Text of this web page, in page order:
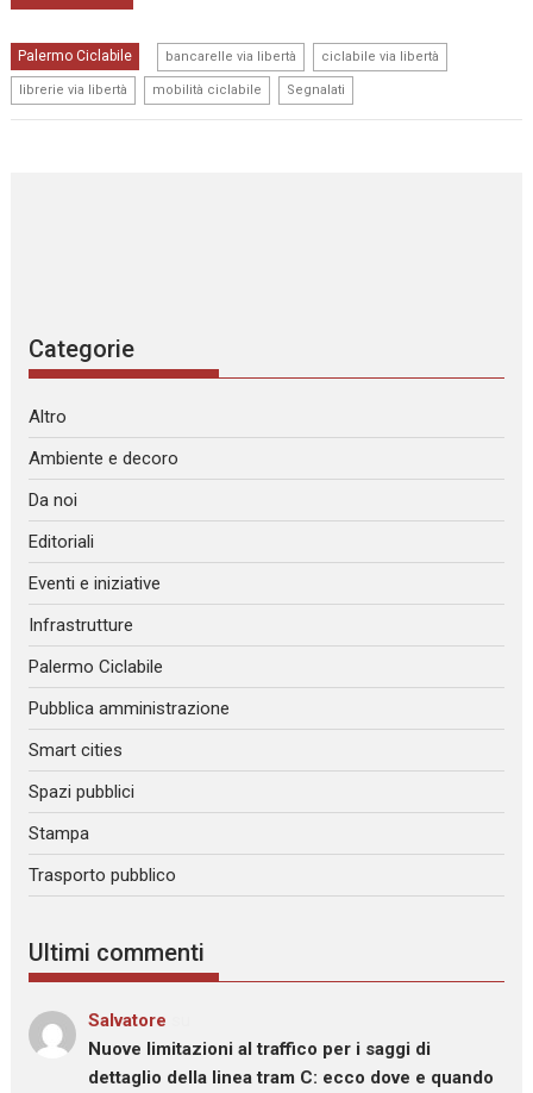
Palermo Ciclabile bancarelle via libertà ciclabile via libertà
librerie via libertà mobilità ciclabile Segnalati
Categorie
Altro
Ambiente e decoro
Da noi
Editoriali
Eventi e iniziative
Infrastrutture
Palermo Ciclabile
Pubblica amministrazione
Smart cities
Spazi pubblici
Stampa
Trasporto pubblico
Ultimi commenti
Salvatore
Nuove limitazioni al traffico per i saggi di
dettaglio della linea tram C: ecco dove e quando